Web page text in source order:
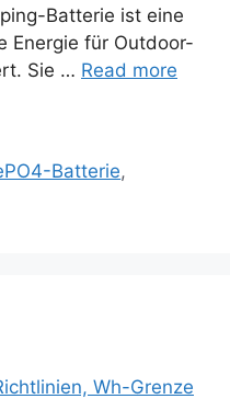
Batterie ist eine
Energie für Outdoor-
Sie … Read more
Batterie,
Wh-Grenze